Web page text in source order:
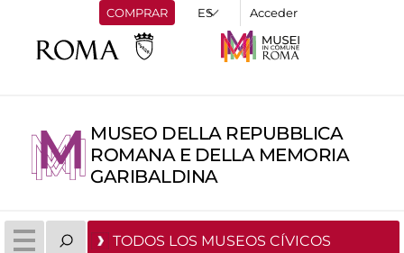
COMPRAR Acceder
MUSEO DELLA REPUBBLICA
ROMANA E DELLA MEMORIA
GARIBALDINA
TODOS LOS MUSEOS CÍVICOS